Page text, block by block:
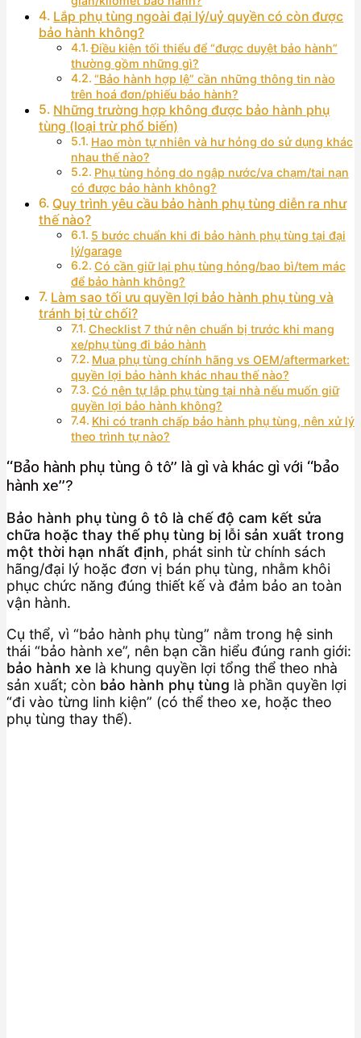
Lắp phụ tùng ngoài đại lý/uỷ quyền có còn được
bảo hành không?
Điều kiện tối thiểu để “được duyệt bảo hành”
thường gồm những gì?
“Bảo hành hợp lệ” cần những thông tin nào
trên hoá đơn/phiếu bảo hành?
Những trường hợp không được bảo hành phụ
tùng (loại trừ phổ biến)
Hao mòn tự nhiên và hư hỏng do sử dụng khác
nhau thế nào?
Phụ tùng hỏng do ngập nước/va chạm/tai nạn
có được bảo hành không?
Quy trình yêu cầu bảo hành phụ tùng diễn ra như
thế nào?
5 bước chuẩn khi đi bảo hành phụ tùng tại đại
lý/garage
Có cần giữ lại phụ tùng hỏng/bao bì/tem mác
để bảo hành không?
Làm sao tối ưu quyền lợi bảo hành phụ tùng và
tránh bị từ chối?
Checklist 7 thứ nên chuẩn bị trước khi mang
xe/phụ tùng đi bảo hành
Mua phụ tùng chính hãng vs OEM/aftermarket:
quyền lợi bảo hành khác nhau thế nào?
Có nên tự lắp phụ tùng tại nhà nếu muốn giữ
quyền lợi bảo hành không?
Khi có tranh chấp bảo hành phụ tùng, nên xử lý
theo trình tự nào?
“Bảo hành phụ tùng ô tô” là gì và khác gì với “bảo
hành xe”?
Bảo hành phụ tùng ô tô là chế độ cam kết sửa
chữa hoặc thay thế phụ tùng bị lỗi sản xuất trong
một thời hạn nhất định, phát sinh từ chính sách
hãng/đại lý hoặc đơn vị bán phụ tùng, nhằm khôi
phục chức năng đúng thiết kế và đảm bảo an toàn
vận hành.
Cụ thể, vì “bảo hành phụ tùng” nằm trong hệ sinh
thái “bảo hành xe”, nên bạn cần hiểu đúng ranh giới:
bảo hành xe là khung quyền lợi tổng thể theo nhà
sản xuất; còn bảo hành phụ tùng là phần quyền lợi
“đi vào từng linh kiện” (có thể theo xe, hoặc theo
phụ tùng thay thế).